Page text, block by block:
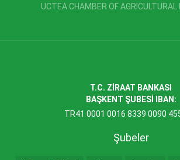
UCTEA CHAMBER OF AGRICULTURAL
T.C. ZİRAAT BANKASI
BAŞKENT ŞUBESİ IBAN:
TR41 0001 0016 8339 0090
Şubeler